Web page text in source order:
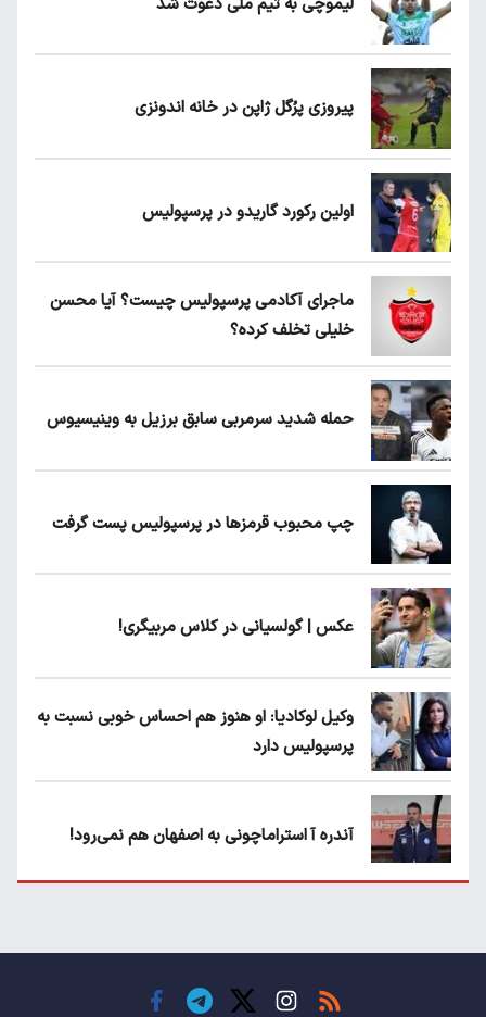
پیروزی پرُگل ژاپن در خانه اندونزی
اولین رکورد گاریدو در پرسپولیس
ماجرای آکادمی پرسپولیس چیست؟ آیا محسن
خلیلی تخلف کرده؟
حمله شدید سرمربی سابق برزیل به وینیسیوس
چپ محبوب قرمزها در پرسپولیس پست گرفت
عکس | گولسیانی در کلاس مربیگری!
وکیل لوکادیا: او هنوز هم احساس خوبی نسبت به
پرسپولیس دارد
آندره آ استراماچونی به اصفهان هم نمی‌رود!
حسن روی هوا!